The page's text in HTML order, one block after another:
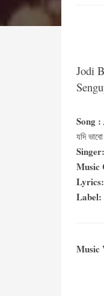
Jodi
Song :
যদি
Music
Music